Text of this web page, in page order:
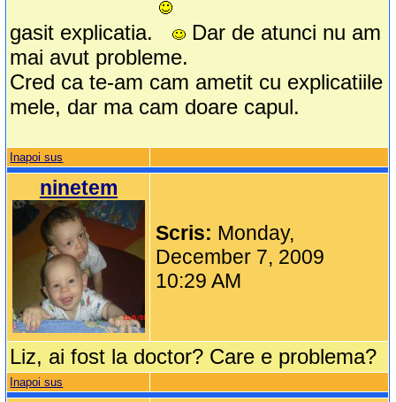
gasit explicatia.
Dar de atunci nu am
mai avut probleme.
Cred ca te-am cam ametit cu explicatiile
mele, dar ma cam doare capul.
Inapoi sus
ninetem
Scris: Monday,
December 7, 2009
10:29 AM
Liz, ai fost la doctor? Care e problema?
Inapoi sus